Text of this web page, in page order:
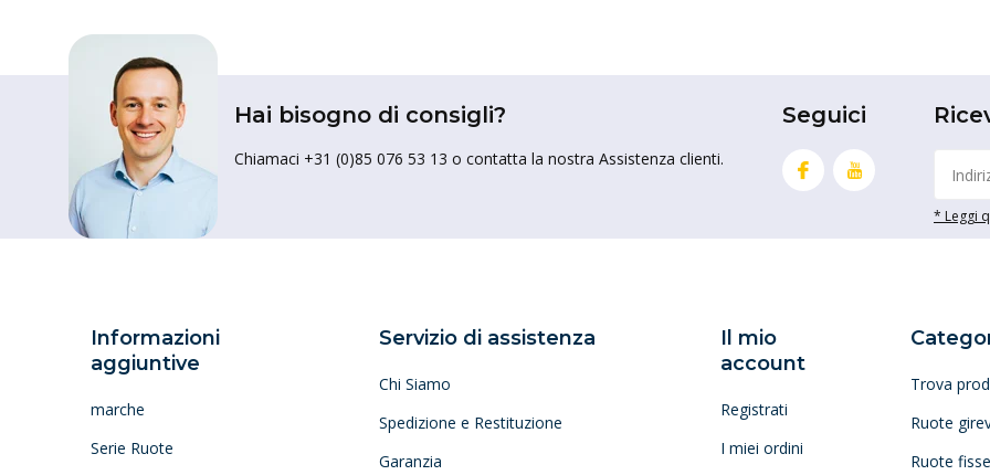
Hai bisogno di consigli?
Chiamaci +31 (0)85 076 53 13 o contatta la nostra Assistenza clienti.
Seguici
* Leggi
Informazioni
aggiuntive
marche
Serie Ruote
Servizio di assistenza
Chi Siamo
Spedizione e Restituzione
Garanzia
Il mio
account
Registrati
I miei ordini
Trova
Ruote
Ruote fisse